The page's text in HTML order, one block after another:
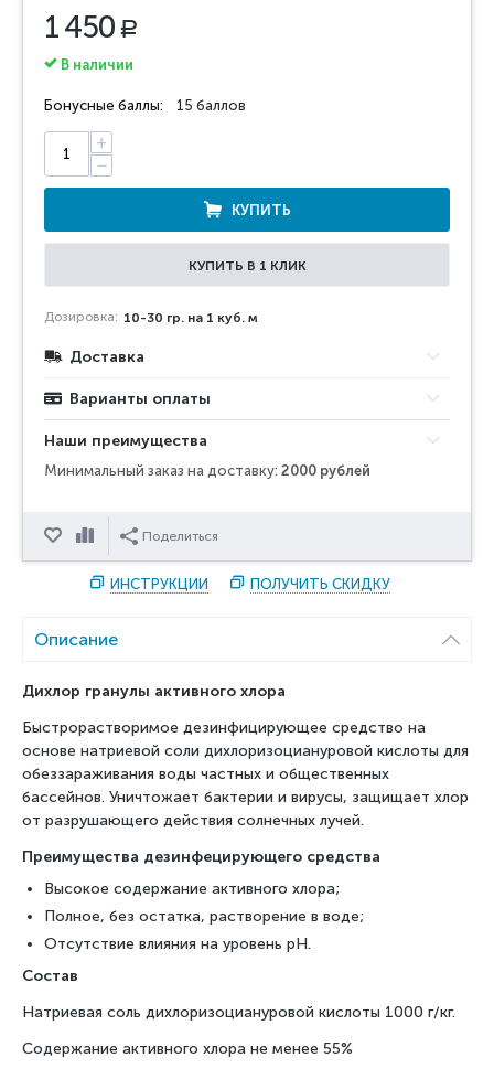
1 450 Р
В наличии
Бонусные баллы: 15 баллов
+
−
КУПИТЬ
КУПИТЬ В 1 КЛИК
Дозировка: 10-30 гр. на 1 куб. м
Доставка
Варианты оплаты
Наши преимущества
Минимальный заказ на доставку: 2000 рублей
ОтложитьСравнитьПоделиться
ИНСТРУКЦИИ ПОЛУЧИТЬ СКИДКУ
Описание
Дихлор гранулы активного хлора
Быстрорастворимое дезинфицирующее средство на
основе натриевой соли дихлоризоциануровой кислоты для
обеззараживания воды частных и общественных
бассейнов. Уничтожает бактерии и вирусы, защищает хлор
от разрушающего действия солнечных лучей.
Преимущества дезинфецирующего средства
Высокое содержание активного хлора;
Полное, без остатка, растворение в воде;
Отсутствие влияния на уровень pH.
Состав
Натриевая соль дихлоризоциануровой кислоты 1000 г/кг.
Содержание активного хлора не менее 55%